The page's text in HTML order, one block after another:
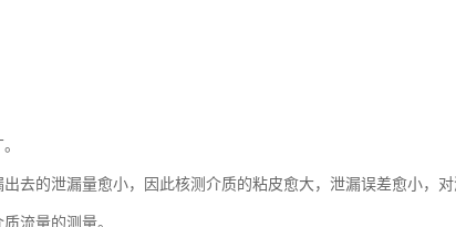
去的泄漏量愈小，因此核测介质的粘皮愈大，泄漏误差愈小，对
流量的测量。